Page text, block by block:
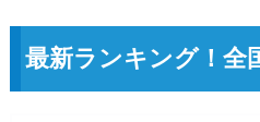
最新ランキング！全